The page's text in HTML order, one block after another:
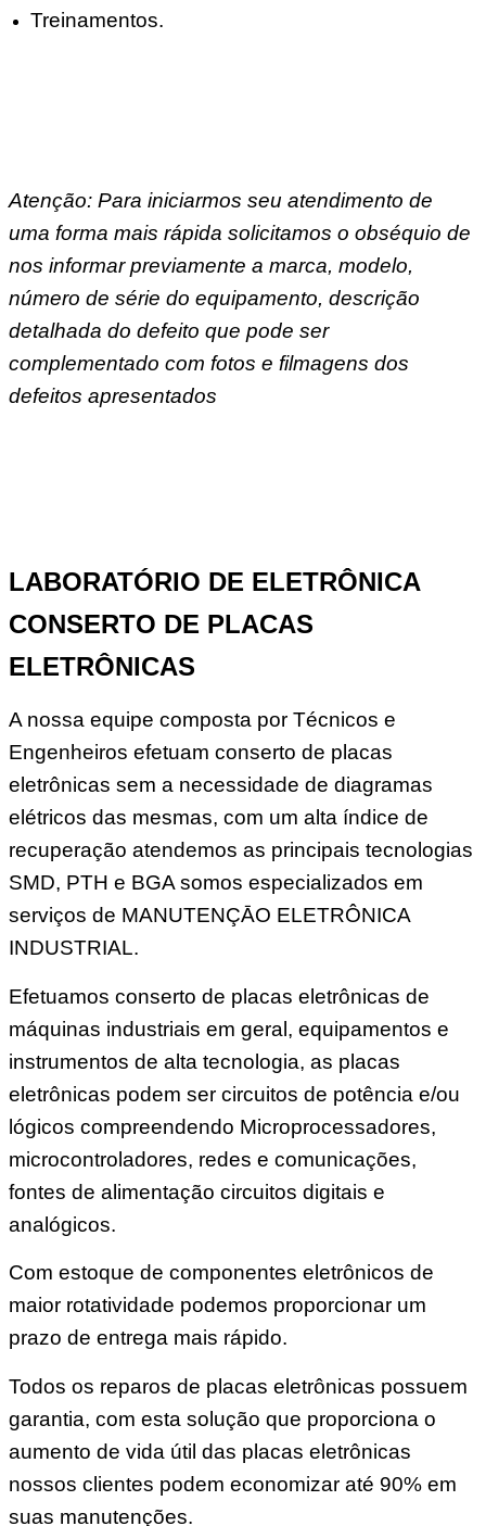
Treinamentos.
Atenção: Para iniciarmos seu atendimento de
uma forma mais rápida solicitamos o obséquio de
nos informar previamente a marca, modelo,
número de série do equipamento, descrição
detalhada do defeito que pode ser
complementado com fotos e filmagens dos
defeitos apresentados
LABORATÓRIO DE ELETRÔNICA
CONSERTO DE PLACAS
ELETRÔNICAS
A nossa equipe composta por Técnicos e
Engenheiros efetuam conserto de placas
eletrônicas sem a necessidade de diagramas
elétricos das mesmas, com um alta índice de
recuperação atendemos as principais tecnologias
SMD, PTH e BGA somos especializados em
serviços de MANUTENÇĀO ELETRÔNICA
INDUSTRIAL.
Efetuamos conserto de placas eletrônicas de
máquinas industriais em geral, equipamentos e
instrumentos de alta tecnologia, as placas
eletrônicas podem ser circuitos de potência e/ou
lógicos compreendendo Microprocessadores,
microcontroladores, redes e comunicações,
fontes de alimentação circuitos digitais e
analógicos.
Com estoque de componentes eletrônicos de
maior rotatividade podemos proporcionar um
prazo de entrega mais rápido.
Todos os reparos de placas eletrônicas possuem
garantia, com esta solução que proporciona o
aumento de vida útil das placas eletrônicas
nossos clientes podem economizar até 90% em
suas manutenções.